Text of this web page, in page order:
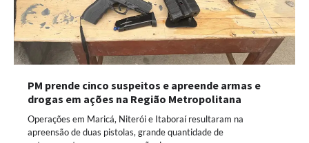
PM prende cinco suspeitos e apreende armas e
drogas em ações na Região Metropolitana
Operações em Maricá, Niterói e Itaboraí resultaram na
apreensão de duas pistolas, grande quantidade de